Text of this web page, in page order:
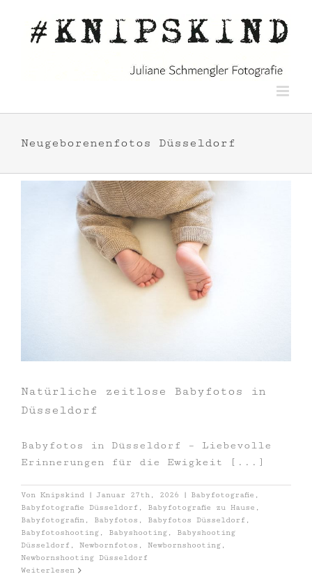
Inhalt
springen
Neugeborenenfotos Düsseldorf
Natürliche zeitlose Babyfotos in
Düsseldorf
Babyfotos in Düsseldorf – Liebevolle
Erinnerungen für die Ewigkeit [...]
Von Knipskind | Januar 27th, 2026 | Babyfotografie ,
Babyfotografie Düsseldorf , Babyfotografie zu Hause ,
Babyfotografin , Babyfotos , Babyfotos Düsseldorf ,
Babyfotoshooting , Babyshooting , Babyshooting
Düsseldorf , Newbornfotos , Newbornshooting ,
Newbornshooting Düsseldorf
Weiterlesen